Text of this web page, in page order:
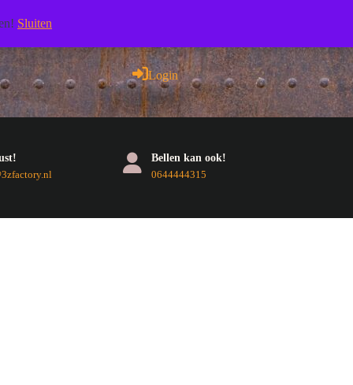
LoginLogin
E-
Bellen kan ook!
0644444315Telefoonnummer
Sluiten